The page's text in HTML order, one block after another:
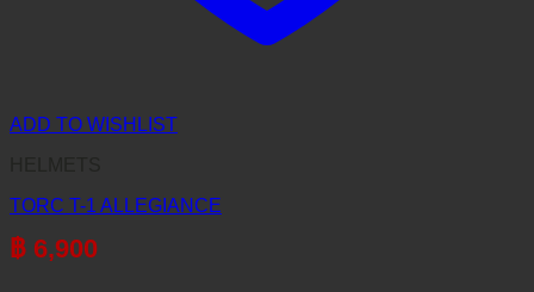
ADD TO WISHLIST
TORC T-1 ALLEGIANCE
฿ 6,900